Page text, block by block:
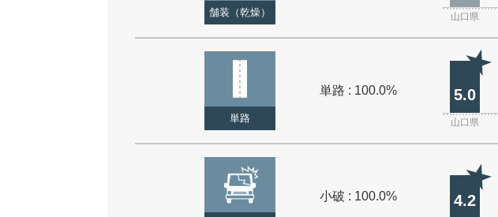
舗装（乾燥） 山口県
単路
単路 : 100.0% 5.0
山口県
小破 : 100.0% 4.2